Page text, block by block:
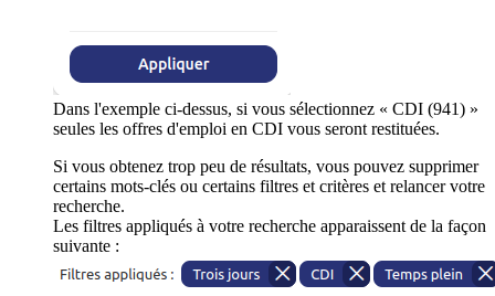
Dans l'exemple ci-dessus, si vous sélectionnez « CDI (941) »
seules les offres d'emploi en CDI vous seront restituées.
Si vous obtenez trop peu de résultats, vous pouvez supprimer
certains mots-clés ou certains filtres et critères et relancer votre
recherche.
Les filtres appliqués à votre recherche apparaissent de la façon
suivante :